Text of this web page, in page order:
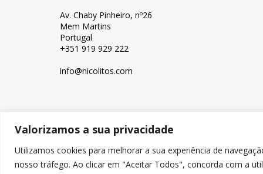
Valorizamos a sua privacidade
Utilizamos cookies para melhorar a sua experiência de
nosso tráfego. Ao clicar em "Aceitar Todos", concorda com a
Av. Chaby Pinheiro, nº26
Mem Martins
Portugal
+351 919 929 222
info@nicolitos.com